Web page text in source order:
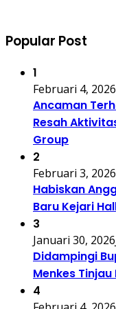
Popular Post
1
Februari 4, 2026
Ancaman
Resah
Group
2
Februari 3, 2026
Habiskan
Baru Kejari
3
Januari 30, 2026
Didampingi
Menkes Tinjau
4